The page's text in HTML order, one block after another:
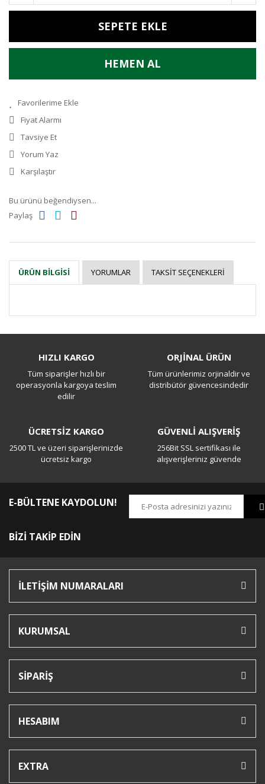
SEPETE EKLE
HEMEN AL
Fiyat Alarmı
Tavsiye Et
Yorum Yaz
Karşılaştır
Bu ürünü beğendiysen...
Paylaş
ÜRÜN BILGISI YORUMLAR TAKSIT SEÇENEKLERI
Yorum Yaz
HIZLI KARGO
Tüm siparişler hızlı bir
operasyonla kargoya teslim
edilir
ORJİNAL ÜRÜN
Tüm ürünlerimiz orjinaldir ve
distribütör güvencesindedir
ÜCRETSİZ KARGO
2500 TL ve üzeri siparişlerinizde
ücretsiz kargo
GÜVENLİ ALIŞVERİŞ
256Bit SSL sertifikası ile
alışverişleriniz güvende
E-BÜLTENE KAYDOLUN!
BİZİ TAKİP EDİN
İLETİŞİM NUMARALARI
KURUMSAL
SİPARİŞ
HESABIM
EXTRA